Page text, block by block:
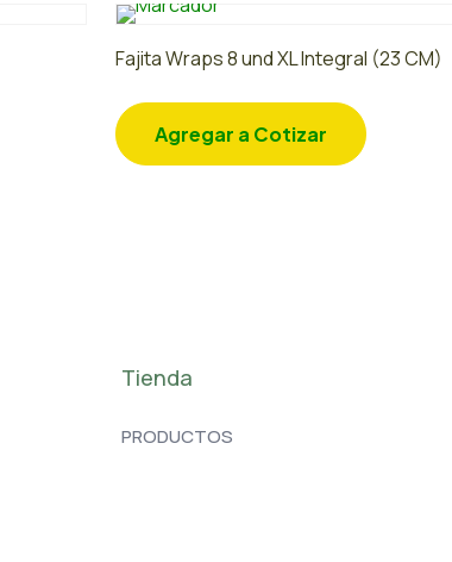
Fajita Wraps 8 und XL Integral (23 CM)
Agregar a Cotizar
Tienda
PRODUCTOS